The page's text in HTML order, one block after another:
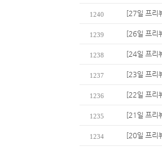
1240 [27일 프리
1239 [26일 프리
1238 [24일 프리
1237 [23일 프리
1236 [22일 프리
1235 [21일 프리
1234 [20일 프리